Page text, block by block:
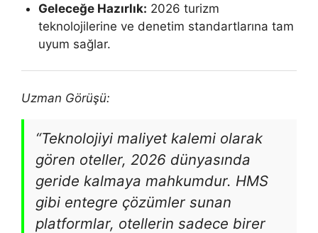
Geleceğe Hazırlık: 2026 turizm
teknolojilerine ve denetim standartlarına tam
uyum sağlar.
Uzman Görüşü:
“Teknolojiyi maliyet kalemi olarak
gören oteller, 2026 dünyasında
geride kalmaya mahkumdur. HMS
gibi entegre çözümler sunan
platformlar, otellerin sadece birer